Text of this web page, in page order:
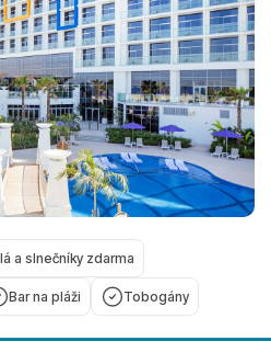
a slnečníky zdarma
Bar na pláži Tobogány